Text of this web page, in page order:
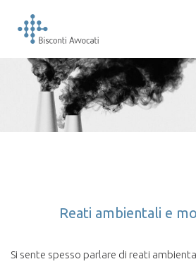
Reati ambientali e
Si sente spesso parlare di reati